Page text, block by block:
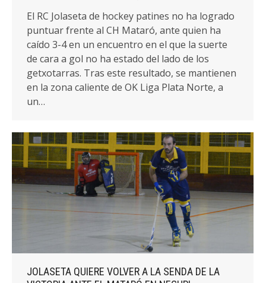
El RC Jolaseta de hockey patines no ha logrado
puntuar frente al CH Mataró, ante quien ha
caído 3-4 en un encuentro en el que la suerte
de cara a gol no ha estado del lado de los
getxotarras. Tras este resultado, se mantienen
en la zona caliente de OK Liga Plata Norte, a
un…
JOLASETA QUIERE VOLVER A LA SENDA DE LA